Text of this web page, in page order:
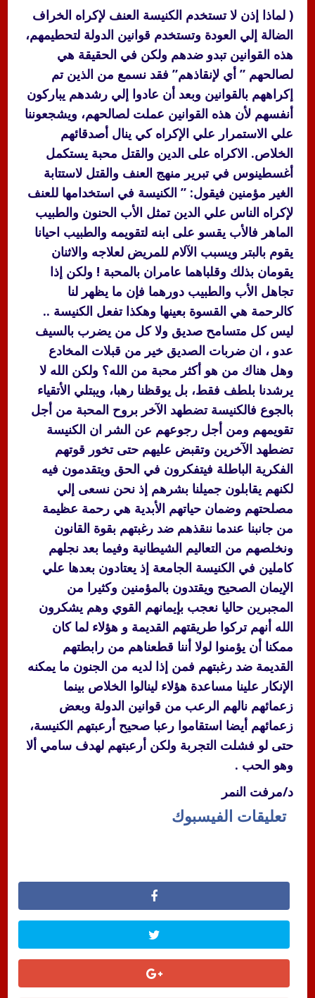
( لماذا إذن لا تستخدم الكنيسة العنف لإكراه الخراف
الضالة إلي العودة وتستخدم قوانين الدولة لتحطيمهم،
هذه القوانين تبدو ضدهم ولكن في الحقيقة هي
لصالحهم ” أي لإنقاذهم” فقد نسمع من الذين تم
إكراههم بالقوانين وبعد أن عادوا إلي رشدهم يباركون
أنفسهم لأن هذه القوانين عملت لصالحهم، ويشجعوننا
علي الاستمرار علي الإكراه كي ينال أصدقائهم
الخلاص. الاكراه على الدين والقتل محبة يستكمل
أغسطينوس في تبرير منهج العنف والقتل لاستتابة
الغير مؤمنين فيقول: ” الكنيسة في استخدامها للعنف
لإكراه الناس علي الدين تمثل الأب الحنون والطبيب
الماهر فالأب يقسو على ابنه لتقويمه والطبيب احيانا
يقوم بالبتر ويسبب الآلام للمريض لعلاجه والاثنان
يقومان بذلك وقلباهما عامران بالمحبة ! ولكن إذا
تجاهل الأب والطبيب دورهما فإن ما يظهر لنا
كالرحمة هي القسوة بعينها وهكذا تفعل الكنيسة ..
ليس كل متسامح صديق ولا كل من يضرب بالسيف
عدو ، ان ضربات الصديق خير من قبلات المخادع
وهل هناك من هو أكثر محبة من الله؟ ولكن الله لا
يرشدنا بلطف فقط، بل يوقظنا رهبا، ويبتلي الأتقياء
بالجوع فالكنيسة تضطهد الآخر بروح المحبة من أجل
تقويمهم ومن أجل رجوعهم عن الشر ان الكنيسة
تضطهد الآخرين وتقبض عليهم حتى تخور قوتهم
الفكرية الباطلة فيتفكرون في الحق ويتقدمون فيه
لكنهم يقابلون جميلنا بشرهم إذ نحن نسعى إلي
مصلحتهم وضمان حياتهم الأبدية هي رحمة عظيمة
من جانبنا عندما ننقذهم ضد رغبتهم بقوة القانون
ونخلصهم من التعاليم الشيطانية وفيما بعد نجلهم
كاملين في الكنيسة الجامعة إذ يعتادون بعدها علي
الإيمان الصحيح ويقتدون بالمؤمنين وكثيرا من
المجبرين حاليا نعجب بإيمانهم القوي وهم يشكرون
الله أنهم تركوا طريقتهم القديمة و هؤلاء لما كان
ممكنا أن يؤمنوا لولا أننا قطعناهم من رابطتهم
القديمة ضد رغبتهم فمن إذا لديه من الجنون ما يمكنه
الإنكار علينا مساعدة هؤلاء لينالوا الخلاص بينما
زعمائهم نالهم الرعب من قوانين الدولة وبعض
زعمائهم أيضا استقاموا رعبا صحيح أرعبتهم الكنيسة،
حتى لو فشلت التجربة ولكن أرعبتهم لهدف سامي ألا
وهو الحب .
د/مرفت النمر
تعليقات الفيسبوك